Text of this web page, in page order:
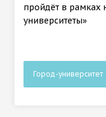
пройдёт в рамках
университеты»
Город-университет